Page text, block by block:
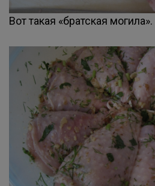
Вот такая «братская могила».